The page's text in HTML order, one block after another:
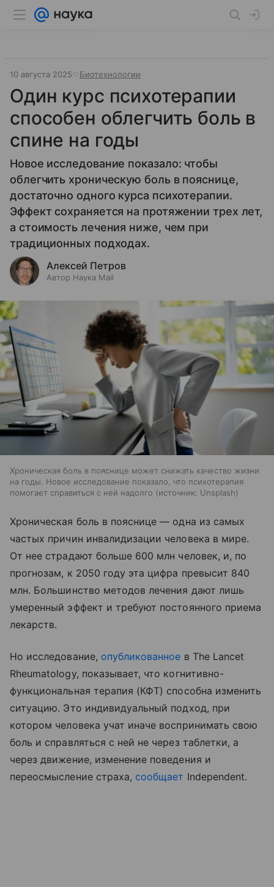
10 августа 2025 Биотехнологии
Один курс психотерапии
способен облегчить боль в
спине на годы
Новое исследование показало: чтобы
облегчить хроническую боль в пояснице,
достаточно одного курса психотерапии.
Эффект сохраняется на протяжении трех лет,
а стоимость лечения ниже, чем при
традиционных подходах.
Алексей Петров
Автор Наука Mail
Хроническая боль в пояснице может снижать качество жизни
на годы. Новое исследование показало, что психотерапия
помогает справиться с ней надолго
источник: Unsplash
Хроническая боль в пояснице — одна из самых
частых причин инвалидизации человека в мире.
От нее страдают больше 600 млн человек, и, по
прогнозам, к 2050 году эта цифра превысит 840
млн. Большинство методов лечения дают лишь
умеренный эффект и требуют постоянного приема
лекарств.
Но исследование, опубликованное в The Lancet
Rheumatology, показывает, что когнитивно-
функциональная терапия (КФТ) способна изменить
ситуацию. Это индивидуальный подход, при
котором человека учат иначе воспринимать свою
боль и справляться с ней не через таблетки, а
через движение, изменение поведения и
переосмысление страха, сообщает Independent.